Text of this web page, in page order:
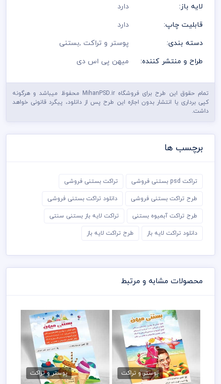
لایه باز:
دارد
قابلیت چاپ:
دارد
دسته بندی:
پوستر و تراکت,بستنی
طراح و منتشر کننده:
میهن پی اس دی
تمام حقوق این طرح برای فروشگاه MihanPSD.ir محفوظ میباشد و هرگونه
کپی برداری یا انتشار بدون اجازه این طرح پس از دانلود، پیگرد قانونی خواهد
داشت.
برچسب ها
تراکت psd بستنی فروشی تراکت بستنی فروشی
طرح تراکت بستنی فروشی دانلود تراکت بستنی فروشی
طرح تراکت آبمیوه بستنی تراکت لایه باز بستنی سنتی
دانلود تراکت لایه باز طرح تراکت لایه باز
محصولات مشابه و مرتبط
دانلود تراکت بستنی
79,000 تومانپوستر و تراکت
تراکت psd بستنی
79,000 تومانپوستر و تراکت